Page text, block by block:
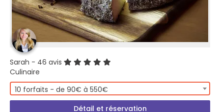
Sarah - 46 avis
Culinaire
10 forfaits - de 90€ à 550€
Détail et réservation